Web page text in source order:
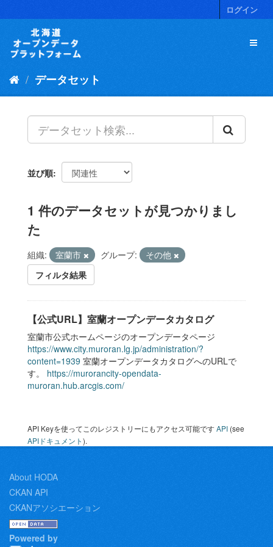
キ
ログイン
データセット
並び順
1 件のデータセットが見つかりまし
た
組織: 室蘭市 グループ:
その他
フィルタ結果
【公式URL】室蘭オープンデータカタログ
室蘭市公式ホームページのオープンデータページ
https://www.city.muroran.lg.jp/administration/?
content=1939 室蘭オープンデータカタログへのURLで
す。 https://murorancity-opendata-
muroran.hub.arcgis.com/
API Keyを使ってこのレジストリーにもアクセス可能ですAPI (see
APIドキュメント).
About HODA
CKAN API
CKANアソシエーション
Powered by